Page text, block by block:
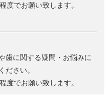
度でお願い致します。
歯に関する疑問・お悩みに
ださい。
度でお願い致します。